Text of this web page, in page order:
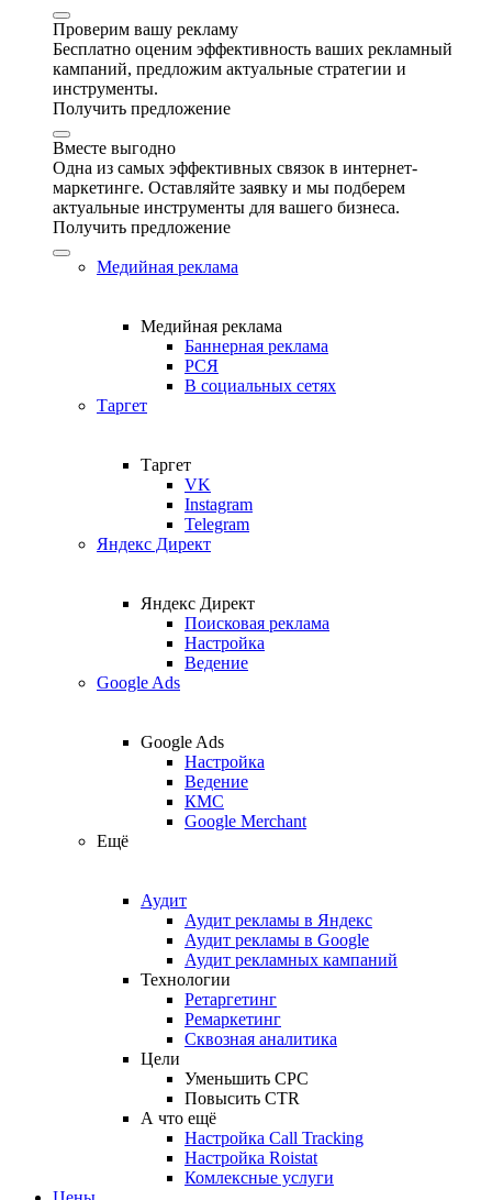
Проверим вашу рекламу
Бесплатно оценим эффективность ваших рекламный
кампаний, предложим актуальные стратегии и
инструменты.
Получить предложение
Вместе выгодно
Одна из самых эффективных связок в интернет-
маркетинге. Оставляйте заявку и мы подберем
актуальные инструменты для вашего бизнеса.
Получить предложение
Медийная реклама
Медийная реклама
Баннерная реклама
РСЯ
В социальных сетях
Таргет
Таргет
VK
Instagram
Telegram
Яндекс Директ
Яндекс Директ
Поисковая реклама
Настройка
Ведение
Google Ads
Google Ads
Настройка
Ведение
КМС
Google Merchant
Ещё
Аудит
Аудит рекламы в Яндекс
Аудит рекламы в Google
Аудит рекламных кампаний
Технологии
Ретаргетинг
Ремаркетинг
Сквозная аналитика
Цели
Уменьшить CPC
Повысить CTR
А что ещё
Настройка Call Tracking
Настройка Roistat
Комлексные услуги